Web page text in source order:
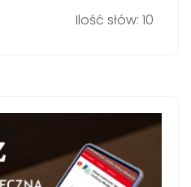
Ilość słów: 10